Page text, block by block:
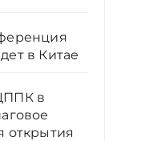
в Китае
в
открытия